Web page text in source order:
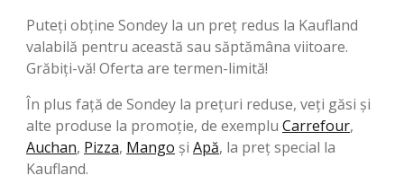
Puteți obține Sondey la un preț redus la Kaufland
valabilă pentru această sau săptămâna viitoare.
Grăbiți-vă! Oferta are termen-limită!
În plus față de Sondey la prețuri reduse, veți găsi și
alte produse la promoție, de exemplu Carrefour,
Auchan, Pizza, Mango şi Apă, la preț special la
Kaufland.